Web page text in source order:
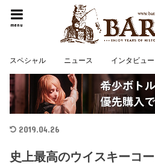
menu
スペシャル ニュース インタビュー
2019.04.26
史上最高のウイスキーコ